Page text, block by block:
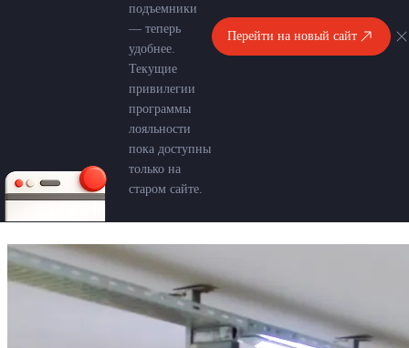
подъемники
— теперь
удобнее.
Текущие
привилегии
программы
лояльности
пока доступны
только на
старом сайте.
Перейти на новый сайт